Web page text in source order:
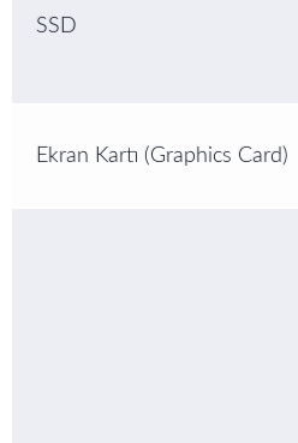
SSD
Ekran Kartı (Graphics Card)